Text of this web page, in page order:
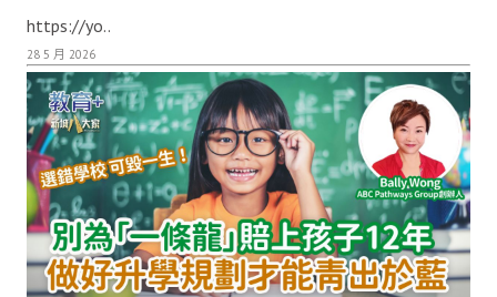
https://yo..
28 5 月 2026